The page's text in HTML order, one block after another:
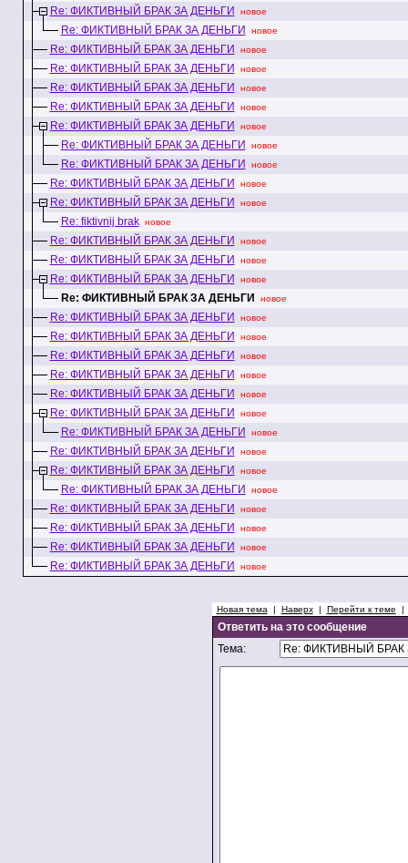
Re: ФИКТИВНЫЙ БРАК ЗА ДЕНЬГИ новое
Re: ФИКТИВНЫЙ БРАК ЗА ДЕНЬГИ новое
Re: ФИКТИВНЫЙ БРАК ЗА ДЕНЬГИ новое
Re: ФИКТИВНЫЙ БРАК ЗА ДЕНЬГИ новое
Re: ФИКТИВНЫЙ БРАК ЗА ДЕНЬГИ новое
Re: ФИКТИВНЫЙ БРАК ЗА ДЕНЬГИ новое
Re: ФИКТИВНЫЙ БРАК ЗА ДЕНЬГИ новое
Re: ФИКТИВНЫЙ БРАК ЗА ДЕНЬГИ новое
Re: ФИКТИВНЫЙ БРАК ЗА ДЕНЬГИ новое
Re: ФИКТИВНЫЙ БРАК ЗА ДЕНЬГИ новое
Re: ФИКТИВНЫЙ БРАК ЗА ДЕНЬГИ новое
Re: fiktivnij brak новое
Re: ФИКТИВНЫЙ БРАК ЗА ДЕНЬГИ новое
Re: ФИКТИВНЫЙ БРАК ЗА ДЕНЬГИ новое
Re: ФИКТИВНЫЙ БРАК ЗА ДЕНЬГИ новое
Re: ФИКТИВНЫЙ БРАК ЗА ДЕНЬГИ новое
Re: ФИКТИВНЫЙ БРАК ЗА ДЕНЬГИ новое
Re: ФИКТИВНЫЙ БРАК ЗА ДЕНЬГИ новое
Re: ФИКТИВНЫЙ БРАК ЗА ДЕНЬГИ новое
Re: ФИКТИВНЫЙ БРАК ЗА ДЕНЬГИ новое
Re: ФИКТИВНЫЙ БРАК ЗА ДЕНЬГИ новое
Re: ФИКТИВНЫЙ БРАК ЗА ДЕНЬГИ новое
Re: ФИКТИВНЫЙ БРАК ЗА ДЕНЬГИ новое
Re: ФИКТИВНЫЙ БРАК ЗА ДЕНЬГИ новое
Re: ФИКТИВНЫЙ БРАК ЗА ДЕНЬГИ новое
Re: ФИКТИВНЫЙ БРАК ЗА ДЕНЬГИ новое
Re: ФИКТИВНЫЙ БРАК ЗА ДЕНЬГИ новое
Re: ФИКТИВНЫЙ БРАК ЗА ДЕНЬГИ новое
Re: ФИКТИВНЫЙ БРАК ЗА ДЕНЬГИ новое
Re: ФИКТИВНЫЙ БРАК ЗА ДЕНЬГИ новое
Новая тема | Наверх| Перейти к теме
Ответить на это сообщение
Тема: